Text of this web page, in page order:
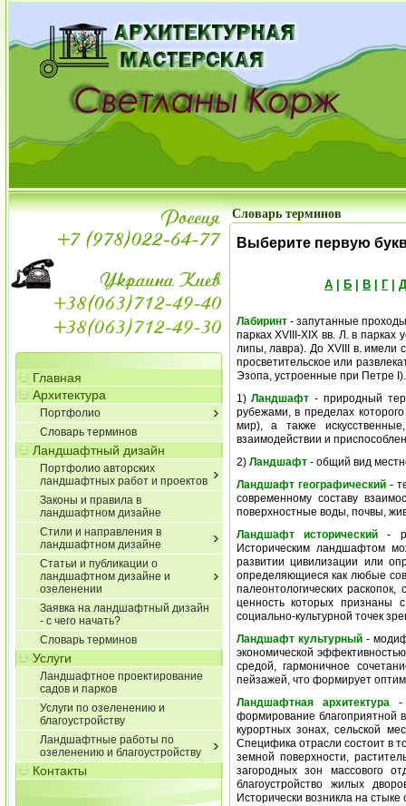
Главная
Архитектура
Портфолио
Словарь терминов
Ландшафтный дизайн
Портфолио авторских
ландшафтных работ и проектов
Законы и правила в
ландшафтном дизайне
Стили и направления в
ландшафтном дизайне
Статьи и публикации о
ландшафтном дизайне и
озеленении
Заявка на ландшафтный дизайн
- с чего начать?
Словарь терминов
Услуги
Ландшафтное проектирование
садов и парков
Услуги по озеленению и
благоустройству
Ландшафтные работы по
озеленению и благоустройству
Контакты
Словарь терминов
Выберите первую
А Б В Г| Д
Лабиринт- запутанные
парках XVIII-XIX вв. Л. в
липы, лавра). До XVIII в. имели
просветительское или
Эзопа, устроенные при Петре I).
1)Ландшафт - природный
рубежами, в пределах
мир), а также
взаимодействии и
2) Ландшафт- общий вид
Ландшафт географический-
современному составу
поверхностные воды, почвы,
Ландшафт исторический-
Историческим ландшафтом
развитии цивилизации или
определяющиеся как любые
палеонтологических
ценность которых признаны с
социально-культурной точек
Ландшафт культурный-
экономической
средой, гармоничное
пейзажей, что формирует
Ландшафтная архитектура-
формирование благоприятной
курортных зонах, сельской
Специфика отрасли состоит в
земной поверхности,
загородных зон массового
благоустройство жилых
Исторически возникла на стыке